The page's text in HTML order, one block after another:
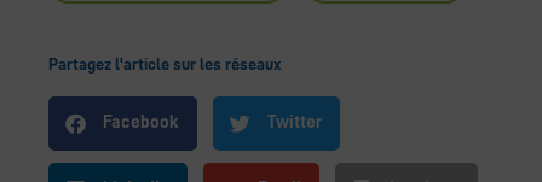
Partagez l'article sur les réseaux
Facebook Twitter